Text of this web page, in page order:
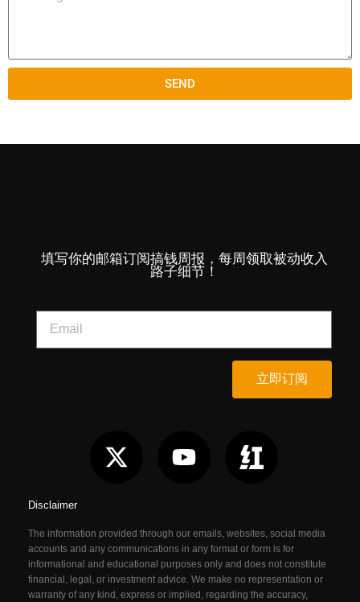
SEND
Disclaimer
The information provided through our emails, websites, social media
accounts and any communications in any format or form is for
informational and educational purposes only and does not constitute
financial, legal, or investment advice. We make no representation or
warranty of any kind, express or implied, regarding the accuracy,
填写你的邮箱订阅搞钱周报，每周领取被动收入
路子细节！
立即订阅